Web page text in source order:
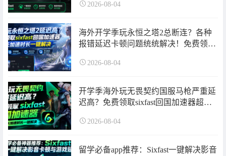
长啦~
2026-08-04
海外开学季玩永恒之塔2总断连？各种
报错延迟卡顿问题统统解决！免费领取
决 2026-08-04
开学季海外玩无畏契约国服马枪严重延
迟高？免费领取sixfast回国加速器超长
~ 2026-08-04
留学必备app推荐：Sixfast一键解决影音